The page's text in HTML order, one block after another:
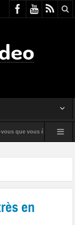
que vous êtes super !
en